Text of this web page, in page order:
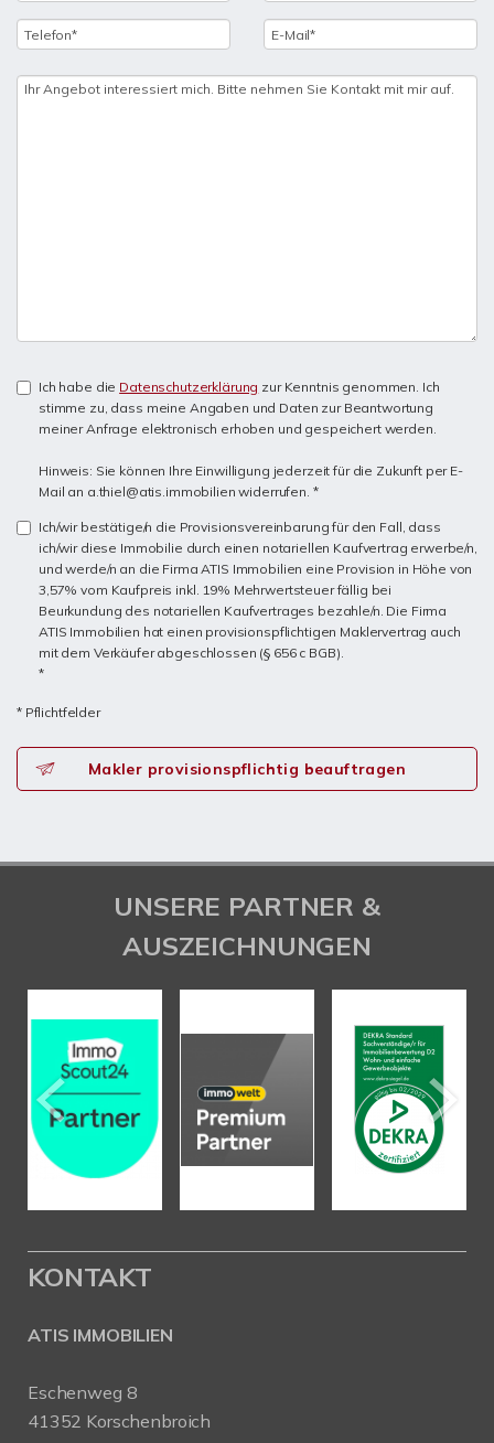
Ich habe die Datenschutzerklärung zur Kenntnis genommen. Ich
stimme zu, dass meine Angaben und Daten zur Beantwortung
meiner Anfrage elektronisch erhoben und gespeichert werden.
Hinweis: Sie können Ihre Einwilligung jederzeit für die Zukunft per E-
Mail an a.thiel@atis.immobilien widerrufen. *
Ich/wir bestätige/n die Provisionsvereinbarung für den Fall, dass
ich/wir diese Immobilie durch einen notariellen Kaufvertrag erwerbe/n,
und werde/n an die Firma ATIS Immobilien eine Provision in Höhe von
3,57% vom Kaufpreis inkl. 19% Mehrwertsteuer fällig bei
Beurkundung des notariellen Kaufvertrages bezahle/n. Die Firma
ATIS Immobilien hat einen provisionspflichtigen Maklervertrag auch
mit dem Verkäufer abgeschlossen (§ 656 c BGB).
*
* Pflichtfelder
Makler provisionspflichtig beauftragen
UNSERE PARTNER &
AUSZEICHNUNGEN
KONTAKT
ATIS IMMOBILIEN
Eschenweg 8
41352 Korschenbroich